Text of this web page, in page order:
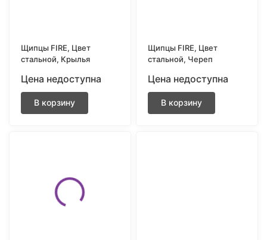
Щипцы FIRE, Цвет
стальной, Крылья
Цена недоступна
В корзину
Щипцы FIRE, Цвет
стальной, Череп
Цена недоступна
В корзину